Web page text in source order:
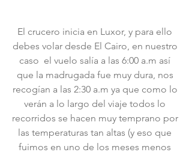
El crucero inicia en Luxor, y para ello
debes volar desde El Cairo, en nuestro
caso  el vuelo salía a las 6:00 a.m así
que la madrugada fue muy dura, nos
recogían a las 2:30 a.m ya que como lo
verán a lo largo del viaje todos lo
recorridos se hacen muy temprano por
las temperaturas tan altas (y eso que
fuimos en uno de los meses menos